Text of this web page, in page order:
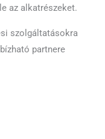
az alkatrészeket.
szolgáltatásokra
partnere